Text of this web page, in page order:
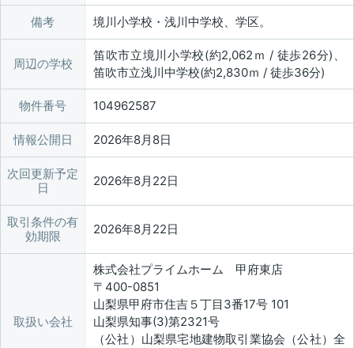
備考 境川小学校・浅川中学校、学区。
周辺の学校
笛吹市立境川小学校(約2,062ｍ / 徒歩26分)、
笛吹市立浅川中学校(約2,830ｍ / 徒歩36分)
物件番号 104962587
情報公開日 2026年8月8日
次回更新予定
日
2026年8月22日
取引条件の有
効期限
2026年8月22日
取扱い会社
株式会社プライムホーム 甲府東店
〒400-0851
山梨県甲府市住吉５丁目3番17号 101
山梨県知事(3)第2321号
（公社）山梨県宅地建物取引業協会（公社）全